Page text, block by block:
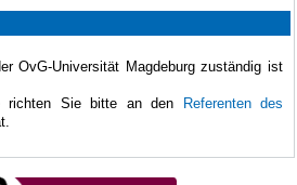
OvG-Universität Magdeburg zuständig ist
richten Sie bitte an den
Referenten des